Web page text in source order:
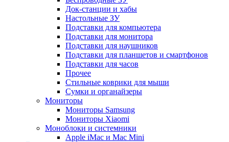
Док-станции и хабы
Настольные ЗУ
Подставки для компьютера
Подставки для монитора
Подставки для наушников
Подставки для планшетов и смартфонов
Подставки для часов
Прочее
Стильные коврики для мыши
Сумки и органайзеры
Мониторы
Мониторы Samsung
Мониторы Xiaomi
Моноблоки и системники
Apple iMac и Mac Mini